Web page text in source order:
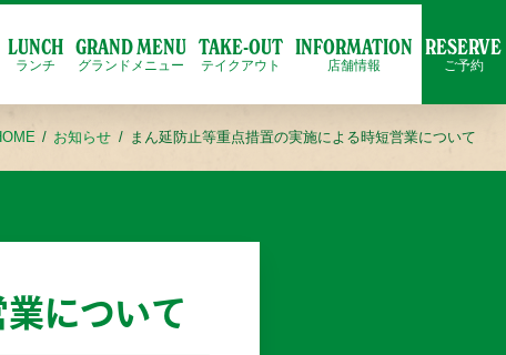
LUNCH
ランチ
GRAND MENU
グランドメニュー
TAKE-OUT
テイクアウト
INFORMATION
店舗情報
RESERVE
ご予約
お知らせ まん延防止等重点措置の実施による時短営業について
について